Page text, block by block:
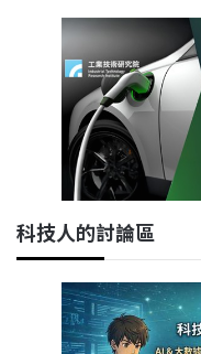
科技人的討論區